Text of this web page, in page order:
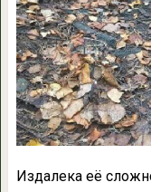
Издалека её